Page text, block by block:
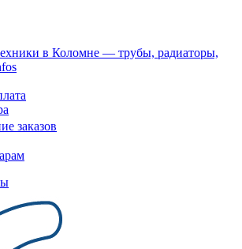
в Коломне — трубы, радиаторы,
заказов